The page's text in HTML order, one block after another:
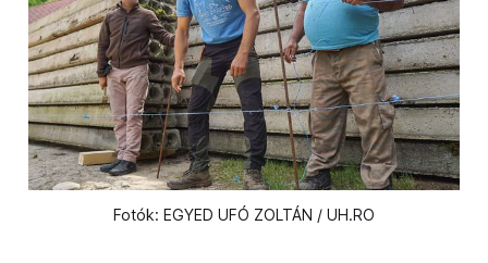
Fotók: EGYED UFÓ ZOLTÁN / UH.RO